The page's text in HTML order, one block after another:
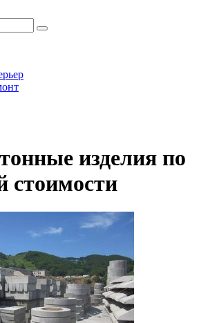
изделия по
стоимости